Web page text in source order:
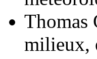
Thomas
milieux,